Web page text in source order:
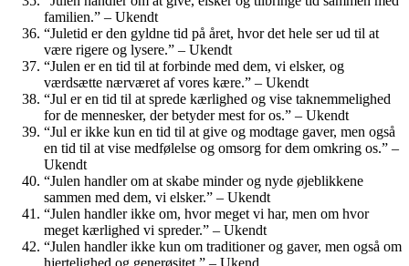
familien.” – Ukendt
“Juletid er den gyldne tid på året, hvor det hele ser ud til at
være rigere og lysere.” – Ukendt
“Julen er en tid til at forbinde med dem, vi elsker, og
værdsætte nærværet af vores kære.” – Ukendt
“Jul er en tid til at sprede kærlighed og vise taknemmelighed
for de mennesker, der betyder mest for os.” – Ukendt
“Jul er ikke kun en tid til at give og modtage gaver, men også
en tid til at vise medfølelse og omsorg for dem omkring os.” –
Ukendt
“Julen handler om at skabe minder og nyde øjeblikkene
sammen med dem, vi elsker.” – Ukendt
“Julen handler ikke om, hvor meget vi har, men om hvor
meget kærlighed vi spreder.” – Ukendt
“Julen handler ikke kun om traditioner og gaver, men også om
hjertelighed og generøsitet.” – Ukend